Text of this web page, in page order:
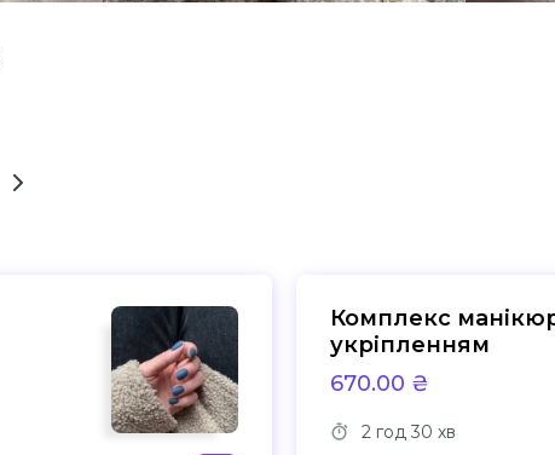
Комплекс
укріпленням
670.00 ₴
2 год 30 хв